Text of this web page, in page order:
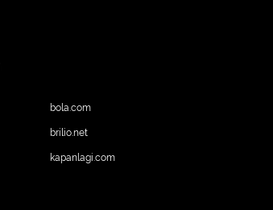
bola.com
brilio.net
kapanlagi.com